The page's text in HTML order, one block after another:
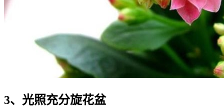
3、光照充分旋花盆